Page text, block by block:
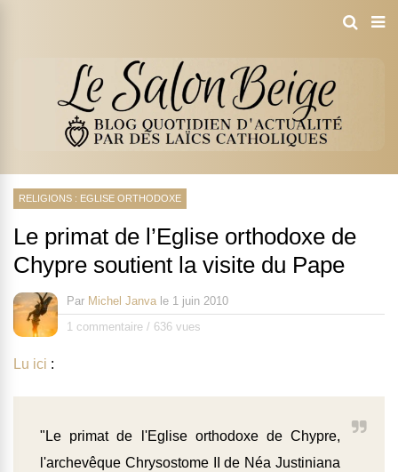
RELIGIONS : EGLISE ORTHODOXE
Le primat de l’Eglise orthodoxe de
Chypre soutient la visite du Pape
Par Michel Janva le 1 juin 2010
1 commentaire / 636 vues
Lu ici :
"Le primat de l'Eglise orthodoxe de Chypre,
l'archevêque Chrysostome II de Néa Justiniana